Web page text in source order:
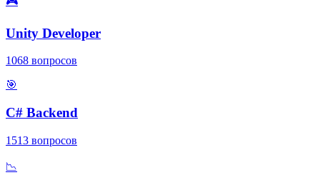
Unity Developer
1068 вопросов
🎯
C# Backend
1513 вопросов
📉